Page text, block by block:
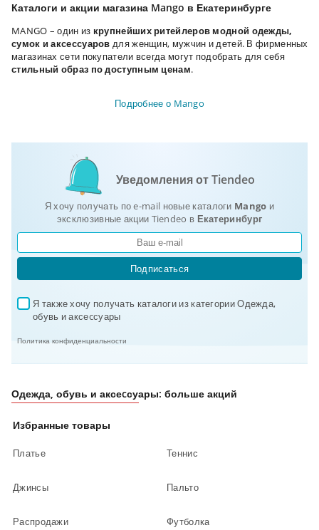
Каталоги и акции магазина Mango в Екатеринбурге
MANGO – один из крупнейших ритейлеров модной одежды,
сумок и аксессуаров для женщин, мужчин и детей. В фирменных
магазинах сети покупатели всегда могут подобрать для себя
стильный образ по доступным ценам.
Подробнее о Mango
Уведомления от Tiendeo
Я хочу получать по e-mail новые каталоги Mango и
эксклюзивные акции Tiendeo в Екатеринбург
Подписаться
Я также хочу получать каталоги из категории Одежда,
обувь и аксеcсуары
Политика конфиденциальности
Одежда, обувь и аксеcсуары: больше акций
Избранные товары
Платье Теннис
Джинсы Пальто
Распродажи Футболка